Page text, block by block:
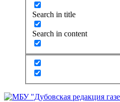
Search in title
Search in content